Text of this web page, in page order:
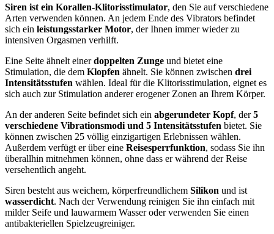
Siren ist ein Korallen-Klitorisstimulator, den Sie auf verschiedene
Arten verwenden können. An jedem Ende des Vibrators befindet
sich ein leistungsstarker Motor, der Ihnen immer wieder zu
intensiven Orgasmen verhilft.
Eine Seite ähnelt einerdoppelten Zunge und bietet eine
Stimulation, die dem Klopfen ähnelt. Sie können zwischen drei
Intensitätsstufen wählen. Ideal für die Klitorisstimulation, eignet es
sich auch zur Stimulation anderer erogener Zonen an Ihrem Körper.
An der anderen Seite befindet sich ein abgerundeter Kopf, der5
verschiedene Vibrationsmodi und 5 Intensitätsstufen bietet. Sie
können zwischen 25 völlig einzigartigen Erlebnissen wählen.
Außerdem verfügt er über eine Reisesperrfunktion, sodass Sie ihn
überallhin mitnehmen können, ohne dass er während der Reise
versehentlich angeht.
Siren besteht aus weichem, körperfreundlichem Silikon und ist
wasserdicht. Nach der Verwendung reinigen Sie ihn einfach mit
milder Seife und lauwarmem Wasser oder verwenden Sie einen
antibakteriellen Spielzeugreiniger.